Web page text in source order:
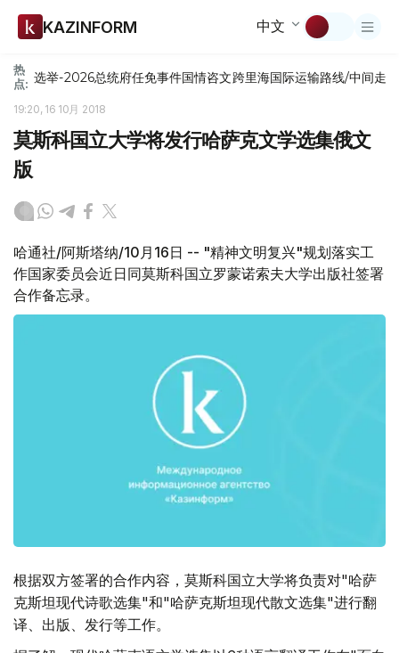
KAZINFORM 中文
热
点: 选举-2026总统府任免事件国情咨文跨里海国际运输路线/中间走廊
19:20, 16 10月 2018
莫斯科国立大学将发行哈萨克文学选集俄文
版
哈通社/阿斯塔纳/10月16日 -- "精神文明复兴"规划落实工
作国家委员会近日同莫斯科国立罗蒙诺索夫大学出版社签署
合作备忘录。
根据双方签署的合作内容，莫斯科国立大学将负责对"哈萨
克斯坦现代诗歌选集"和"哈萨克斯坦现代散文选集"进行翻
译、出版、发行等工作。